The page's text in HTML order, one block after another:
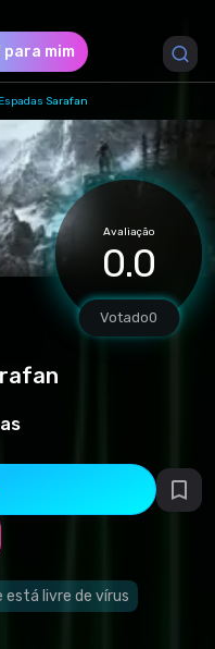
para mim
Sarafan
Avaliação
0.0
Votado0
livre de vírus